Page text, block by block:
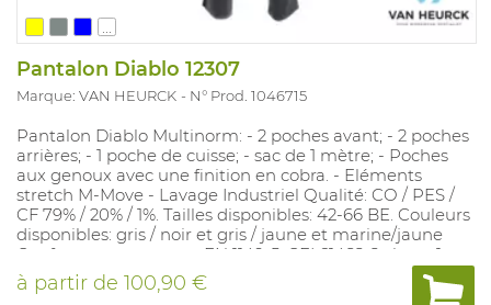
...
Pantalon Diablo 12307
Marque: VAN HEURCK N° Prod. 1046715
Pantalon Diablo Multinorm: - 2 poches avant; - 2 poches
arrières; - 1 poche de cuisse; - sac de 1 mètre; - Poches
aux genoux avec une finition en cobra. - Eléments
stretch M-Move - Lavage Industriel Qualité: CO / PES /
CF 79% / 20% / 1%. Tailles disponibles: 42-66 BE. Couleurs
disponibles: gris / noir et gris / jaune et marine/jaune
Conforme aux normes EN 1149-5, CEI 61482-2 classe 1,
EN13034 tye 6, EN ISO 11611 classe 1, EN ISO 11612 et EN
14116.
à partir de 100,90 €